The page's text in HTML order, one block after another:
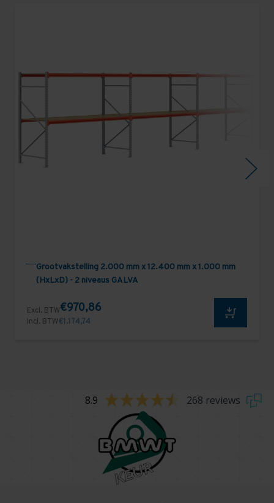
Grootvakstelling 2.000 mm x 12.400 mm x 1.000 mm
(HxLxD) - 2 niveaus GALVA
Excl. BTW€970,86
Incl. BTW€1.174,74
8.9 268 reviews